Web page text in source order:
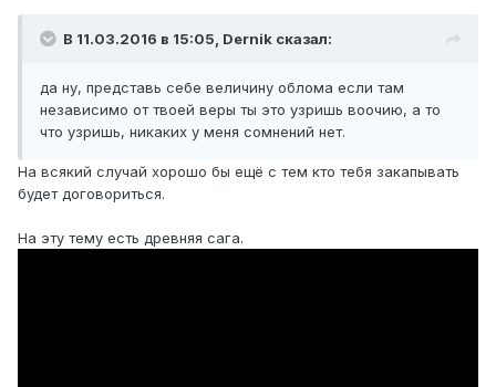
В 11.03.2016 в 15:05, Dernik сказал:
да ну, представь себе величину облома если там
независимо от твоей веры ты это узришь воочию, а то
что узришь, никаких у меня сомнений нет.
На всякий случай хорошо бы ещё с тем кто тебя закапывать
будет договориться.
На эту тему есть древняя сага.